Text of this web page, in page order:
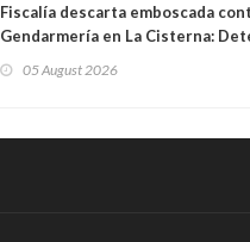
Fiscalía descarta emboscada
Gendarmería en La Cisterna:
05 August 2026